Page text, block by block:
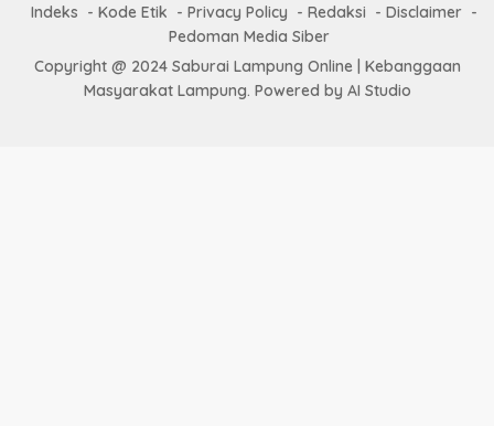
Indeks Kode Etik Privacy Policy Redaksi
Disclaimer
Pedoman Media Siber
Copyright @ 2024 Saburai Lampung Online | Kebanggaan
Masyarakat Lampung. Powered by AI Studio